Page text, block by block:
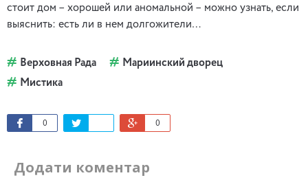
стоит дом – хорошей или аномальной – можно узнать, если
выяснить: есть ли в нем долгожители…
Верховная Рада
Мариинский дворец
Мистика
0 0
Додати коментар